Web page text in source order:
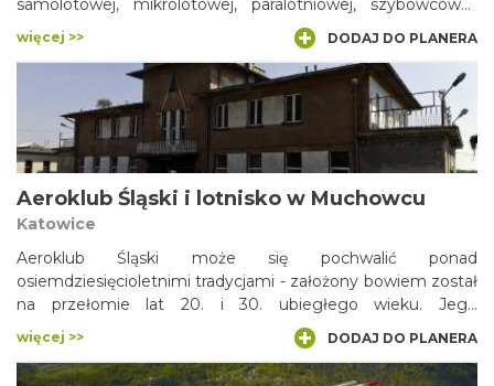
samolotowej, mikrolotowej, paralotniowej, szybowcowej,
modelarskiej i spadochronowej. Z klubem związani są
wybitni piloci, jak na przykład Janusz Darocha – wielokrotny
mistrz świata, Europy i Polski. Lotnisko macierzyste
Aeroklubu znajduje się w Rudnikach pod Częstochową –
powstało ono podczas II wojny światowej i długo służyło
celom wojskowym.
więcej >> DODAJ DO PLANERA
Aeroklub Śląski i lotnisko w Muchowcu
Katowice
Aeroklub Śląski może się pochwalić ponad
osiemdziesięcioletnimi tradycjami - założony bowiem został
na przełomie lat 20. i 30. ubiegłego wieku. Jego
wychowankami są m.in.: Edward Makula – szybowcowy
mistrz świata, Waldemar Ozga – wybitny pilot balonowy,
Edward Ciapała – wicemistrz świata w modelarstwie
więcej >> DODAJ DO PLANERA